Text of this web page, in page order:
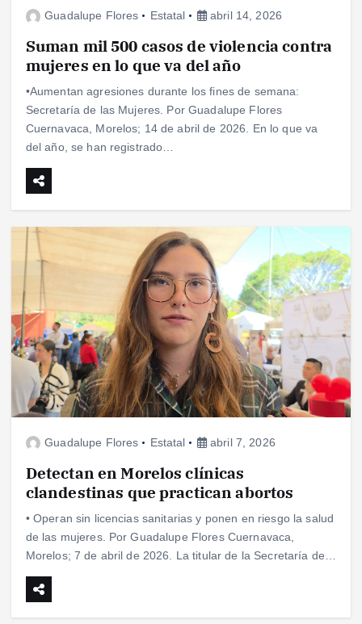
Guadalupe Flores Estatal abril 14, 2026
Suman mil 500 casos de violencia contra
mujeres en lo que va del año
•Aumentan agresiones durante los fines de semana:
Secretaría de las Mujeres. Por Guadalupe Flores
Cuernavaca, Morelos; 14 de abril de 2026. En lo que va
del año, se han registrado…
Guadalupe Flores Estatal abril 7, 2026
Detectan en Morelos clínicas
clandestinas que practican abortos
• Operan sin licencias sanitarias y ponen en riesgo la salud
de las mujeres. Por Guadalupe Flores Cuernavaca,
Morelos; 7 de abril de 2026. La titular de la Secretaría de…